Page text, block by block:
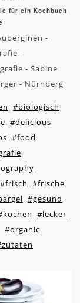
für ein Kochbuch
-
-
- Sabine
- Nürnberg
#biologisch
#delicious
#food
#frisch #frische
#gesund
#lecker
#organic